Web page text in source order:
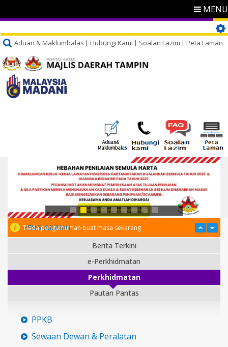
MENU
Aduan & Maklumbalas Hubungi Kami Soalan Lazim Peta Laman
PENGUMUMAN
Tiada pengumuman buat masa sekarang
Berita Terkini
e-Perkhidmatan
Perkhidmatan
Pautan Pantas
PPKB
Sewaan Dewan & Peralatan